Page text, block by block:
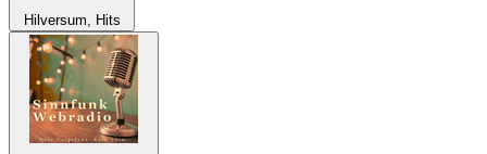
Hilversum, Hits